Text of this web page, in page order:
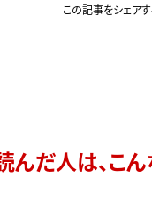
この記事をシェアす
んだ人は、こ